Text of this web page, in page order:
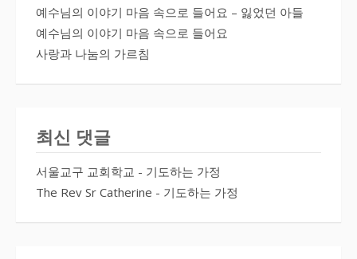
예수님의 이야기 마음 속으로 들어요 – 잃었던 아들
예수님의 이야기 마음 속으로 들어요
사랑과 나눔의 가르침
최신 댓글
서울교구 교회학교 - 기도하는 가정
The Rev Sr Catherine - 기도하는 가정